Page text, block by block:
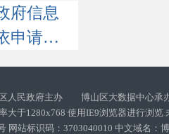
府信息
申请公开
区人民政府主办 博山区大数据中心承
大于1280x768 使用IE9浏览器进行浏览
网站标识码：3703040010 中文域名：